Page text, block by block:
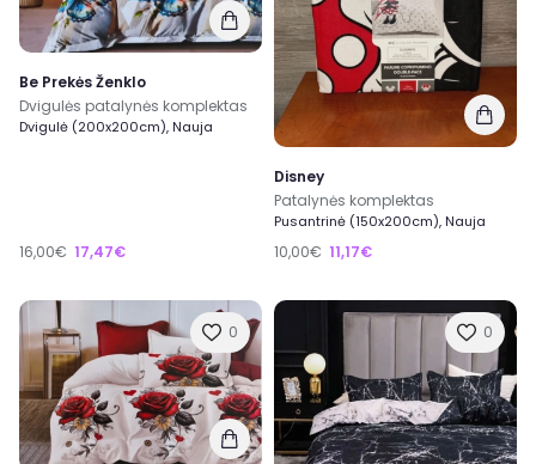
Be Prekės Ženklo
Dvigulės patalynės komplektas
Dvigulė (200x200cm), Nauja
16,00€ 17,47€
Disney
Patalynės komplektas
Pusantrinė (150x200cm), Nauja
10,00€ 11,17€
0 0